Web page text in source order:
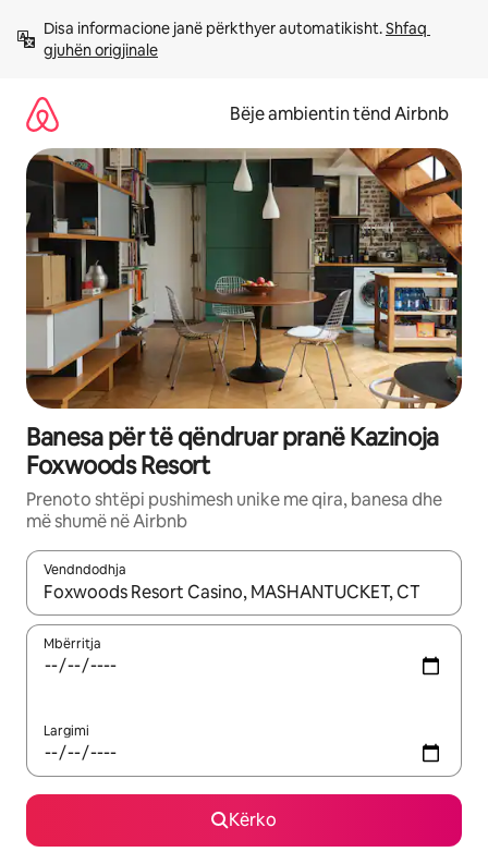
përmbajtja
Disa informacione janë përkthyer automatikisht. Shfaq
gjuhën origjinale
Bëje ambientin tënd Airbnb
Banesa për të qëndruar pranë Kazinoja
Foxwoods Resort
Prenoto shtëpi pushimesh unike me qira, banesa dhe
më shumë në Airbnb
Vendndodhja
Kur rezultatet të jenë të disponueshme, lëviz me butonat e
Mbërritja
Largimi
Kërko